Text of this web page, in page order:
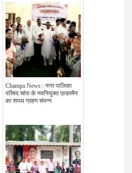
Champa News : नगर पालिका
परिषद चांपा के नवनियुक्त एल्डरमैन
का शपथ ग्रहण संपन्न